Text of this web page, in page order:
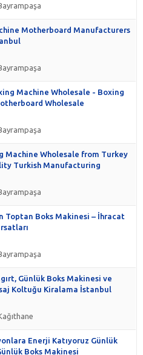
Motherboard Manufacturers
Machine Wholesale - Boxing
Wholesale
Machine Wholesale from Turkey
Turkish Manufacturing
Toptan Boks Makinesi – İhracat
Günlük Boks Makinesi ve
Koltuğu Kiralama İstanbul
Enerji Katıyoruz Günlük
Boks Makinesi